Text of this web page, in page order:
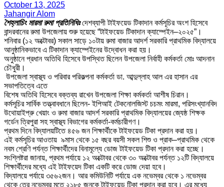
October 13, 2025
Jahangir Alom
শৈহ্লাচিং মারমা রুমা প্রতিনিধিঃ দেশব্যাপী টাইফয়েড টিকাদান কর্মসূচির অংশ হিসেবে
বান্দরবানের রুমা উপজেলায় শুরু হয়েছে “টাইফয়েড টিকাদান ক্যাম্পেইন–২০২৫”।
শনিবার (১২ অক্টোবর) সকাল সাড়ে ১০টায় রুমা বাজার আদর্শ সরকারি প্রাথমিক বিদ্যালয়ে
আনুষ্ঠানিকভাবে এ টিকাদান ক্যাম্পেইনের উদ্বোধন করা হয়।
অনুষ্ঠানে প্রধান অতিথি হিসেবে উপস্থিত ছিলেন উপজেলা নির্বাহী কর্মকর্তা মোঃ আদনান
চৌধুরী।
উপজেলা স্বাস্থ্য ও পরিবার পরিকল্পনা কর্মকর্তা ডা. আব্দুল্লাহ আল এর হাসান এর
সভাপতিত্বে এতে
বিশেষ অতিথি হিসেবে বক্তব্য রাখেন উপজেলা শিক্ষা কর্মকর্তা আশীষ চিরান।
কর্মসূচির সার্বিক তত্ত্বাবধানে ছিলেন- ইপিআই টেকনোলজিস্ট চচমং মারমা, পরিসংখ্যানবিদ
উথোয়াইপ্রু খেয়াং ও রুমা বাজার আদর্শ সরকারি প্রাথমিক বিদ্যালয়ের জ্যেষ্ঠ শিক্ষক
গর্ডেন ত্রিপুরা সহ স্বাস্থ্য বিভাগের কর্মকর্তা-কর্মচারীগণ।
প্রথম দিনে বিদ্যালয়টিতে ৪৫৬ জন শিক্ষার্থীকে টাইফয়েড টিকা প্রদান করা হয়।
এই কর্মসূচির আওতায় ৯মাস থেকে ১৫ বছর বয়সী সকল শিশু ও প্রাক–প্রাথমিক থেকে
নবম শ্রেণি পর্যন্ত শিক্ষার্থীদের বিনামূল্যে ডোজ টাইফয়েড টিকা প্রদান করা হচ্ছে।
সংশ্লিষ্টরা জানায়, প্রথম পর্যায়ে ১২ অক্টোবর থেকে ৩০ অক্টোবর পর্যন্ত ১২টি বিদ্যালয়ে
শিক্ষার্থীদের মধ্যে এই টাইফয়েদ টিকা একটি করে ডোজ দেয়া হবে।
বিদ্যালয়ে পর্যায়ে ৩৫৬২জন। আর কমিউনিটি পর্যায়ে এক নভেম্বর থেকে ১ নভেম্বর
থেকে তের নভেম্বর মতে ২১৮৫ জনকে টাইফয়েড টিকা প্রদান করা হবে। এর মধ্যে